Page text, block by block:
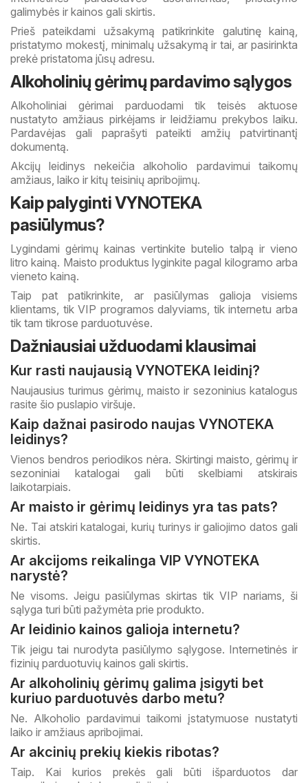
galimybės ir kainos gali skirtis.
Prieš pateikdami užsakymą patikrinkite galutinę kainą,
pristatymo mokestį, minimalų užsakymą ir tai, ar pasirinkta
prekė pristatoma jūsų adresu.
Alkoholinių gėrimų pardavimo sąlygos
Alkoholiniai gėrimai parduodami tik teisės aktuose
nustatyto amžiaus pirkėjams ir leidžiamu prekybos laiku.
Pardavėjas gali paprašyti pateikti amžių patvirtinantį
dokumentą.
Akcijų leidinys nekeičia alkoholio pardavimui taikomų
amžiaus, laiko ir kitų teisinių apribojimų.
Kaip palyginti VYNOTEKA
pasiūlymus?
Lygindami gėrimų kainas vertinkite butelio talpą ir vieno
litro kainą. Maisto produktus lyginkite pagal kilogramo arba
vieneto kainą.
Taip pat patikrinkite, ar pasiūlymas galioja visiems
klientams, tik VIP programos dalyviams, tik internetu arba
tik tam tikrose parduotuvėse.
Dažniausiai užduodami klausimai
Kur rasti naujausią VYNOTEKA leidinį?
Naujausius turimus gėrimų, maisto ir sezoninius katalogus
rasite šio puslapio viršuje.
Kaip dažnai pasirodo naujas VYNOTEKA
leidinys?
Vienos bendros periodikos nėra. Skirtingi maisto, gėrimų ir
sezoniniai katalogai gali būti skelbiami atskirais
laikotarpiais.
Ar maisto ir gėrimų leidinys yra tas pats?
Ne. Tai atskiri katalogai, kurių turinys ir galiojimo datos gali
skirtis.
Ar akcijoms reikalinga VIP VYNOTEKA
narystė?
Ne visoms. Jeigu pasiūlymas skirtas tik VIP nariams, ši
sąlyga turi būti pažymėta prie produkto.
Ar leidinio kainos galioja internetu?
Tik jeigu tai nurodyta pasiūlymo sąlygose. Internetinės ir
fizinių parduotuvių kainos gali skirtis.
Ar alkoholinių gėrimų galima įsigyti bet
kuriuo parduotuvės darbo metu?
Ne. Alkoholio pardavimui taikomi įstatymuose nustatyti
laiko ir amžiaus apribojimai.
Ar akcinių prekių kiekis ribotas?
Taip. Kai kurios prekės gali būti išparduotos dar